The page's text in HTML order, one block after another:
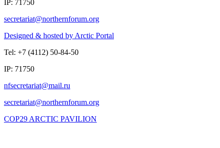
IP: 71750
Designed & hosted by Arctic Portal
Tel: +7 (4112) 50-84-50
IP: 71750
COP29 ARCTIC PAVILION